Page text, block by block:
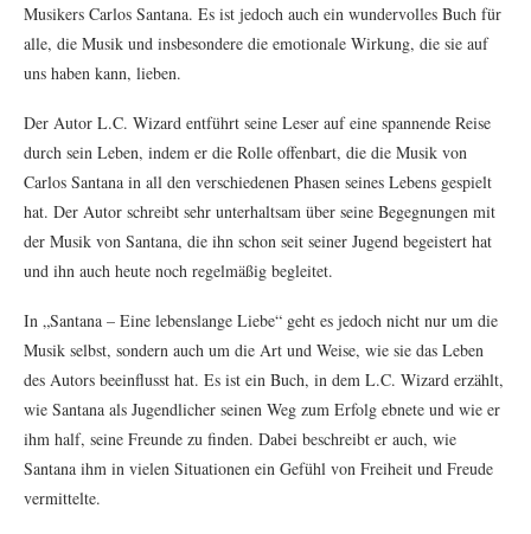
Musikers Carlos Santana. Es ist jedoch auch ein wundervolles Buch für
alle, die Musik und insbesondere die emotionale Wirkung, die sie auf
uns haben kann, lieben.
Der Autor L.C. Wizard entführt seine Leser auf eine spannende Reise
durch sein Leben, indem er die Rolle offenbart, die die Musik von
Carlos Santana in all den verschiedenen Phasen seines Lebens gespielt
hat. Der Autor schreibt sehr unterhaltsam über seine Begegnungen mit
der Musik von Santana, die ihn schon seit seiner Jugend begeistert hat
und ihn auch heute noch regelmäßig begleitet.
In „Santana – Eine lebenslange Liebe“ geht es jedoch nicht nur um die
Musik selbst, sondern auch um die Art und Weise, wie sie das Leben
des Autors beeinflusst hat. Es ist ein Buch, in dem L.C. Wizard erzählt,
wie Santana als Jugendlicher seinen Weg zum Erfolg ebnete und wie er
ihm half, seine Freunde zu finden. Dabei beschreibt er auch, wie
Santana ihm in vielen Situationen ein Gefühl von Freiheit und Freude
vermittelte.